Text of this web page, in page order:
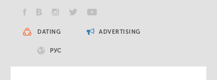
DATING ADVERTISING
РУС